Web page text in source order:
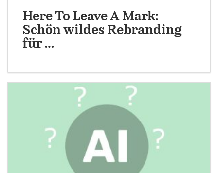
Here To Leave A Mark:
Schön wildes Rebranding
für …